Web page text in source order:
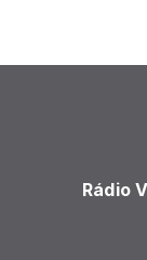
Rádio